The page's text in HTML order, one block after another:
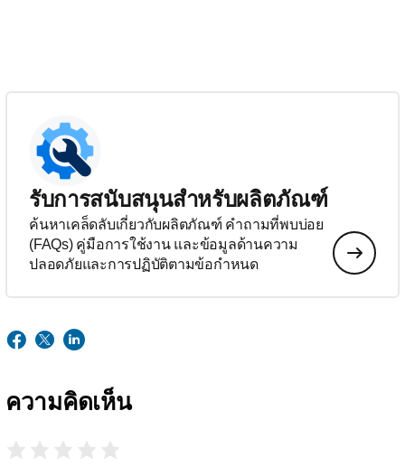
รับการสนับสนุนสำหรับผลิตภัณฑ์
ค้นหาเคล็ดลับเกี่ยวกับผลิตภัณฑ์ คำถามที่พบบ่อย
(FAQs) คู่มือการใช้งาน และข้อมูลด้านความ
ปลอดภัยและการปฏิบัติตามข้อกำหนด
ความคิดเห็น